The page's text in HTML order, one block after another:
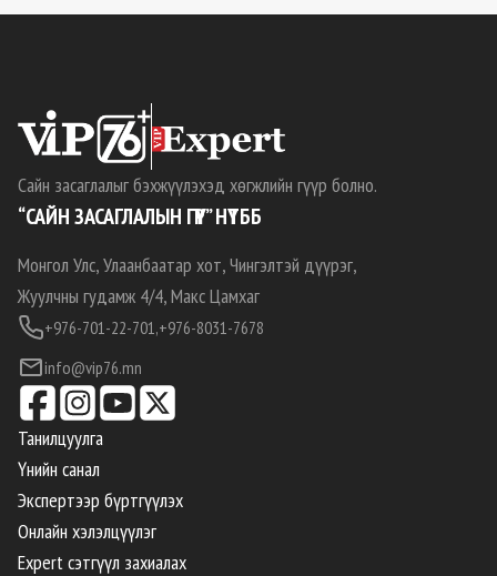
Сайн засаглалыг бэхжүүлэхэд хөгжлийн гүүр болно.
“САЙН ЗАСАГЛАЛЫН ГҮҮР” НҮТББ
Монгол Улс, Улаанбаатар хот, Чингэлтэй дүүрэг,
Жуулчны гудамж 4/4, Макс Цамхаг
+976-701-22-701,+976-8031-7678
info@vip76.mn
Танилцуулга
Үнийн санал
Экспертээр бүртгүүлэх
Онлайн хэлэлцүүлэг
Expert сэтгүүл захиалах